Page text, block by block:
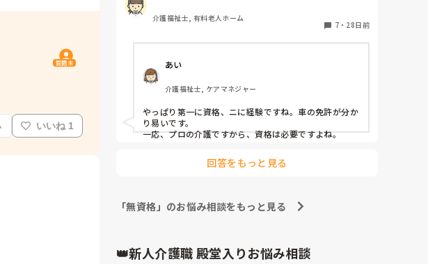
質問主
いいね 1
まだ介福ないのにその施設20年か介福もち3年みたい
意見をよろしくお願いします。
介護福祉士, 有料老人ホーム
7・ 28日前
あい
介護福祉士, ケアマネジャー
やっぱり第一に資格、ニに経験ですね。車の免許が分か
り易いです。
一応、プロの介護ですから、資格は必要ですよね。
回答をもっと見る
「無資格」のお悩み相談をもっと見る
👑新人介護職 殿堂入りお悩み相談